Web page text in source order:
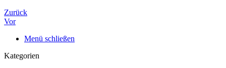
Zurück
Vor
Menü schließen
Kategorien